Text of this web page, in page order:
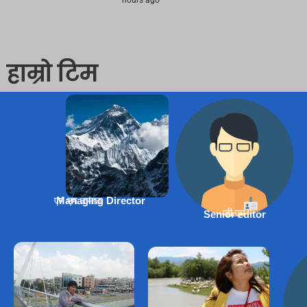
हाम्रो टिम
Managing Director
एम एम तामाङ
Senior editor
डी.एम